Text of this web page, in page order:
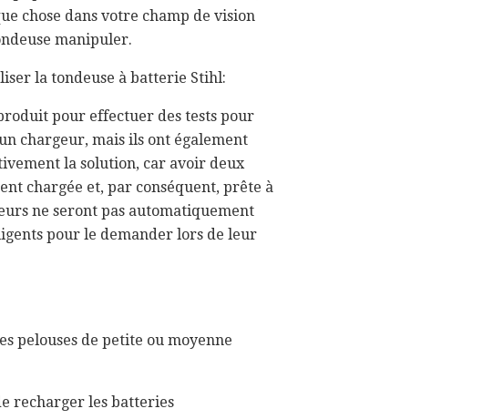
chose dans votre champ de vision
manipuler.
la tondeuse à batterie Stihl:
pour effectuer des tests pour
chargeur, mais ils ont également
la solution, car avoir deux
chargée et, par conséquent, prête à
ne seront pas automatiquement
pour le demander lors de leur
pelouses de petite ou moyenne
recharger les batteries